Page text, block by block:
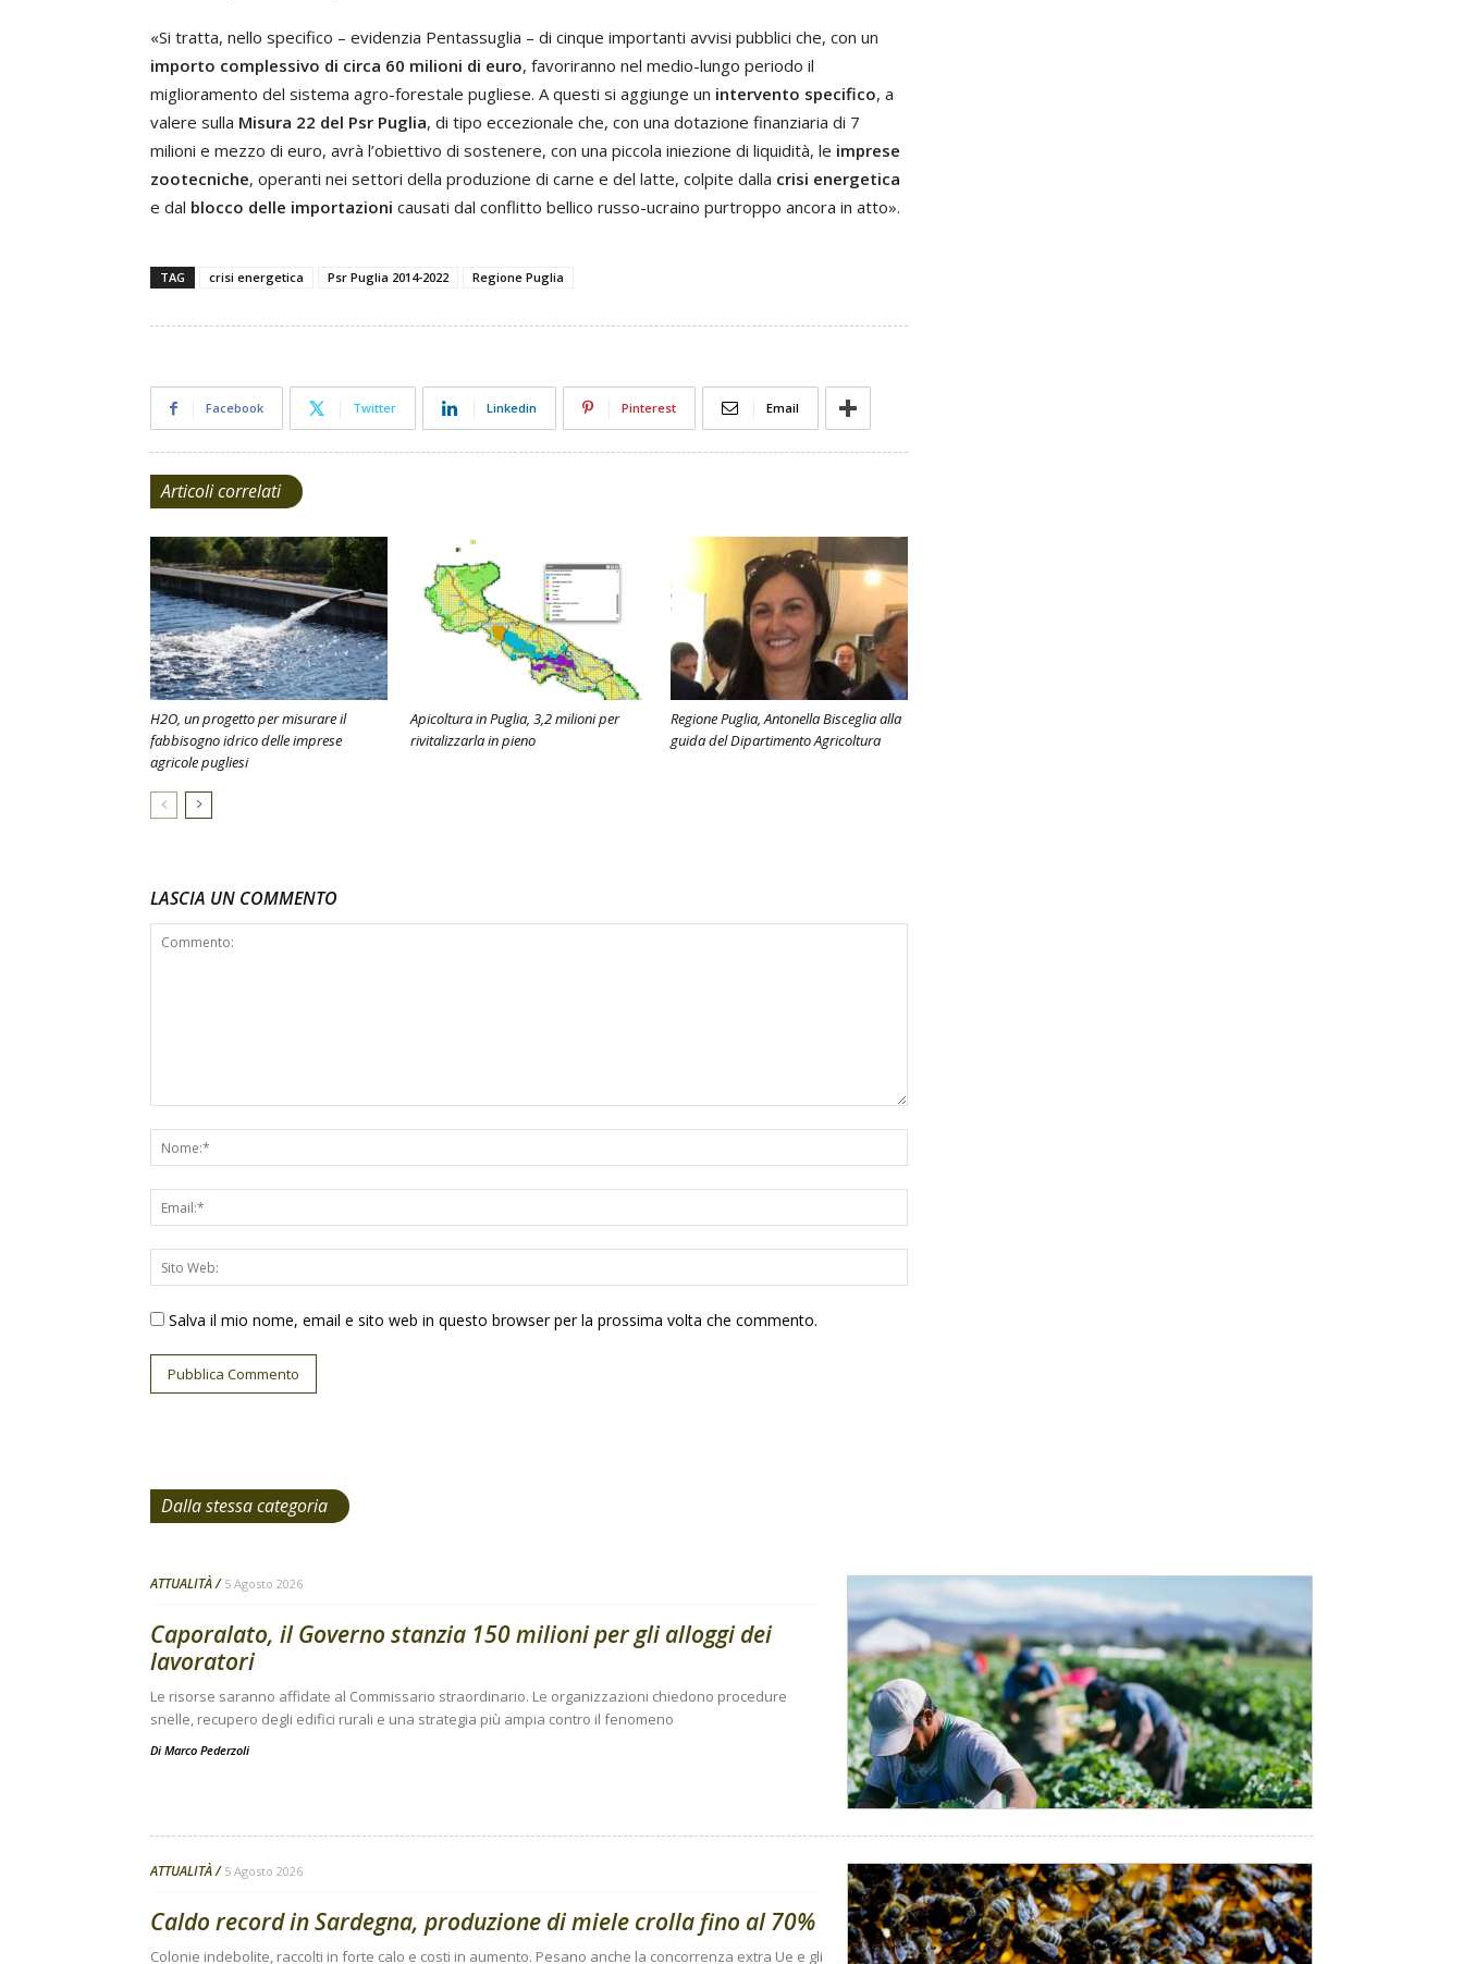
«Si tratta, nello specifico – evidenzia Pentassuglia – di cinque importanti avvisi pubblici che, con un
importo complessivo di circa 60 milioni di euro, favoriranno nel medio-lungo periodo il
miglioramento del sistema agro-forestale pugliese. A questi si aggiunge un intervento specifico, a
valere sulla Misura 22 del Psr Puglia, di tipo eccezionale che, con una dotazione finanziaria di 7
milioni e mezzo di euro, avrà l’obiettivo di sostenere, con una piccola iniezione di liquidità, le imprese
zootecniche, operanti nei settori della produzione di carne e del latte, colpite dalla crisi energetica
e dal blocco delle importazioni causati dal conflitto bellico russo-ucraino purtroppo ancora in atto».
TAG crisi energetica Psr Puglia 2014-2022 Regione Puglia
Facebook Twitter Linkedin Pinterest Email
Articoli correlati
H2O, un progetto per misurare il
fabbisogno idrico delle imprese
agricole pugliesi
Apicoltura in Puglia, 3,2 milioni per
rivitalizzarla in pieno
Regione Puglia, Antonella Bisceglia alla
guida del Dipartimento Agricoltura
LASCIA UN COMMENTO
Salva il mio nome, email e sito web in questo browser per la prossima volta che commento.
Dalla stessa categoria
ATTUALITÀ 5 Agosto 2026
Caporalato, il Governo stanzia 150 milioni per gli alloggi dei
lavoratori
Le risorse saranno affidate al Commissario straordinario. Le organizzazioni chiedono procedure
snelle, recupero degli edifici rurali e una strategia più ampia contro il fenomeno
Di Marco Pederzoli
ATTUALITÀ 5 Agosto 2026
Caldo record in Sardegna, produzione di miele crolla fino al 70%
Colonie indebolite, raccolti in forte calo e costi in aumento. Pesano anche la concorrenza extra Ue e gli